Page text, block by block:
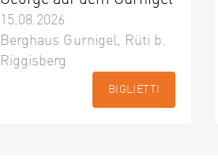
15.08.2026
Berghaus Gurnigel, Rüti b.
Riggisberg
BIGLIETTI